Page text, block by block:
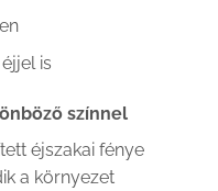
is
színnel
éjszakai fénye
a környezet